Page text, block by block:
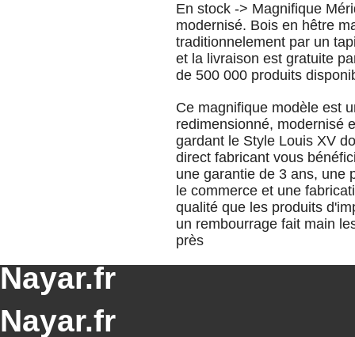
En stock -> Magnifique
modernisé. Bois en hêtre
traditionnelement par un
et la livraison est gratuite
de 500 000 produits
Ce magnifique modèle est
redimensionné, modernisé
gardant le Style Louis XV
direct fabricant vous
une garantie de 3 ans, une
le commerce et une
qualité que les produits
un rembourrage fait main
près
Nayar.fr
Nayar.fr